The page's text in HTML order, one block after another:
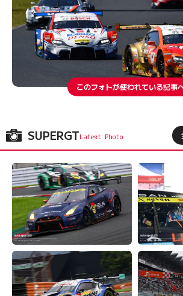
このフォトが使われている記事
SUPERGT